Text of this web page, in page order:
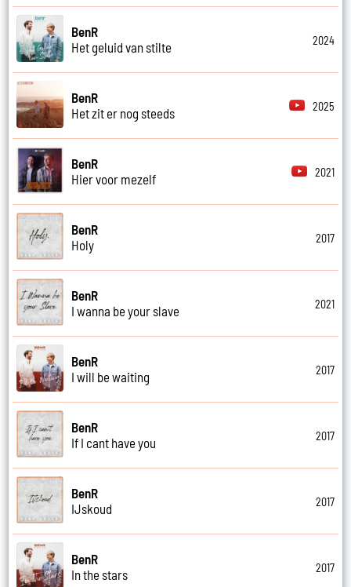
BenR
Het geluid van stilte
2024
BenR
Het zit er nog steeds
2025
BenR
Hier voor mezelf
2021
BenR
Holy
2017
BenR
I wanna be your slave
2021
BenR
I will be waiting
2017
BenR
If I cant have you
2017
BenR
IJskoud
2017
BenR
In the stars
2017